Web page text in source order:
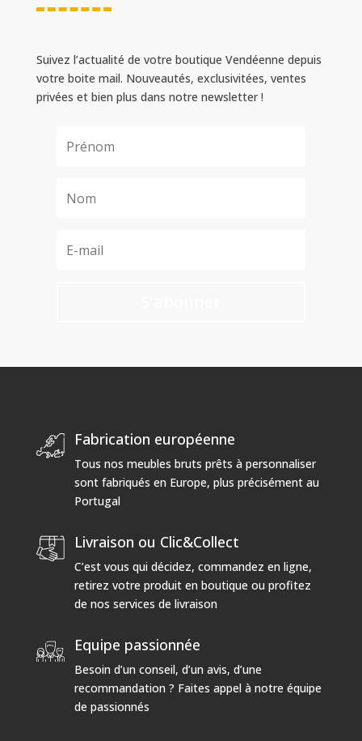
Suivez l’actualité de votre boutique Vendéenne depuis
votre boite mail. Nouveautés, exclusivitées, ventes
privées et bien plus dans notre newsletter !
Fabrication européenne
Tous nos meubles bruts prêts à personnaliser
sont fabriqués en Europe, plus précisément au
Portugal
Livraison ou Clic&Collect
C’est vous qui décidez, commandez en ligne,
retirez votre produit en boutique ou profitez
de nos services de livraison
Equipe passionnée
Besoin d’un conseil, d’un avis, d’une
recommandation ? Faites appel à notre équipe
de passionnés